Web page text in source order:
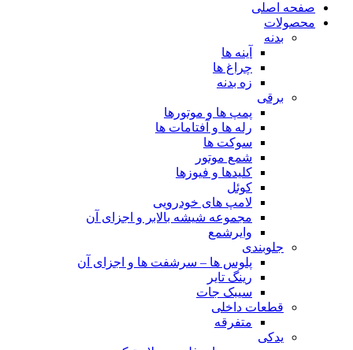
صفحه اصلی
محصولات
بدنه
آینه ها
چراغ ها
زه بدنه
برقی
پمپ ها و موتورها
رله ها و آفتامات ها
سوکت ها
شمع موتور
کلیدها و فیوزها
کوئل
لامپ های خودرویی
مجموعه شیشه بالابر و اجزای آن
وایرشمع
جلوبندی
پلوس ها – سرشفت ها و اجزای آن
رینگ تایر
سیبک جات
قطعات داخلی
متفرقه
یدکی